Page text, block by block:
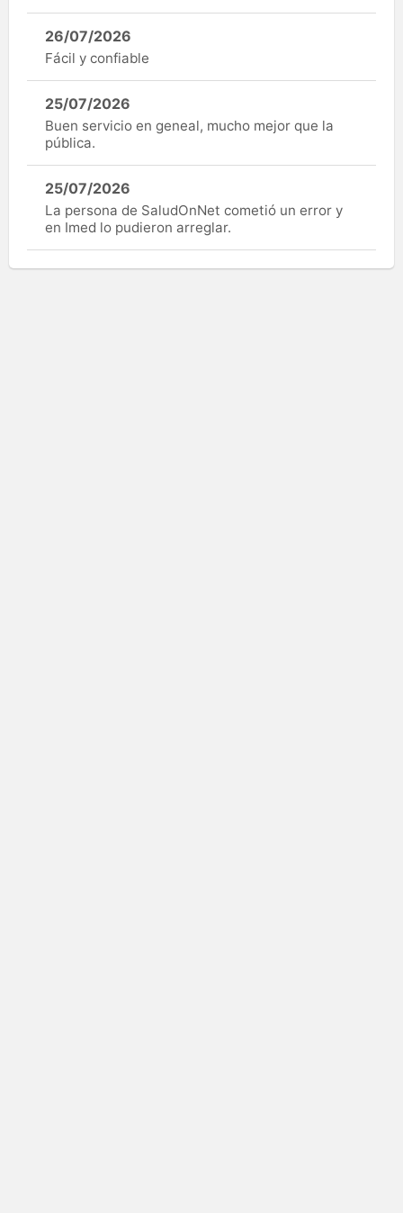
26/07/2026
Fácil y confiable
25/07/2026
Buen servicio en geneal, mucho mejor que la
pública.
25/07/2026
La persona de SaludOnNet cometió un error y
en Imed lo pudieron arreglar.